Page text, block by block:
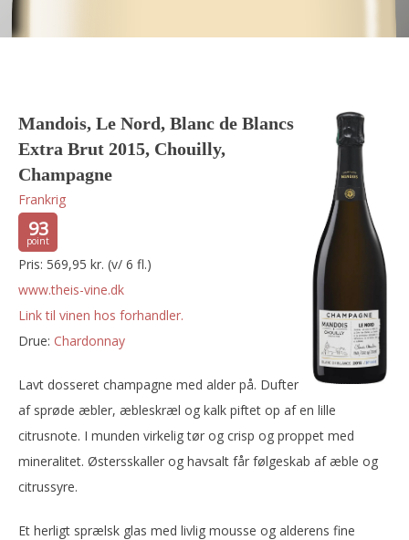
Mandois, Le Nord, Blanc de Blancs
Extra Brut 2015, Chouilly,
Champagne
Frankrig
93
Pris: 569,95 kr. (v/ 6 fl.)
www.theis-vine.dk
Link til vinen hos forhandler.
Drue:
chardonnay
Lavt dosseret champagne med alder på. Dufter
af sprøde æbler, æbleskræl og kalk piftet op af en lille
citrusnote. I munden virkelig tør og crisp og proppet med
mineralitet. Østersskaller og havsalt får følgeskab af æble og
citrussyre.
Et herligt sprælsk glas med livlig mousse og alderens fine